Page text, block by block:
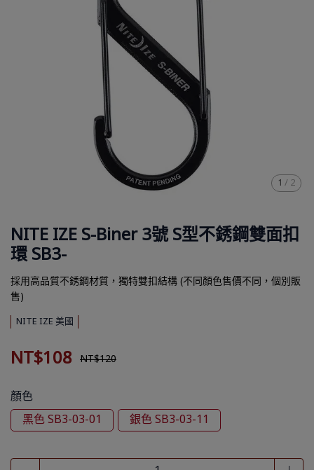
1 / 2
NITE IZE S-Biner 3號 S型不銹鋼雙面扣
環 SB3-
採用高品質不銹鋼材質，獨特雙扣結構 (不同顏色售價不同，個別販
售)
NITE IZE 美國
NT$108 NT$120
顏色
黑色 SB3-03-01
銀色 SB3-03-11